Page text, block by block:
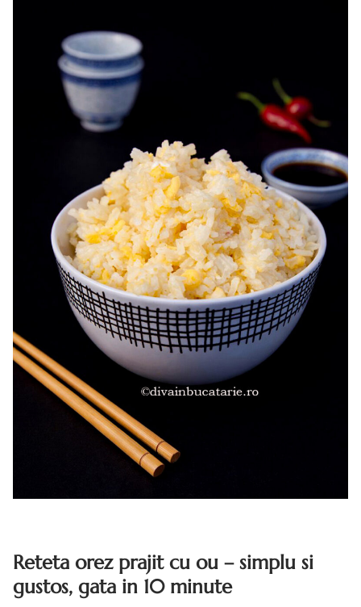
Reteta orez prajit cu ou – simplu si
gustos, gata in 10 minute